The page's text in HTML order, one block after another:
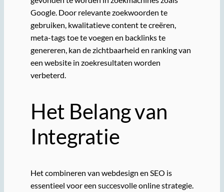
Google. Door relevante zoekwoorden te
gebruiken, kwalitatieve content te creëren,
meta-tags toe te voegen en backlinks te
genereren, kan de zichtbaarheid en ranking van
een website in zoekresultaten worden
verbeterd.
Het Belang van
Integratie
Het combineren van webdesign en SEO is
essentieel voor een succesvolle online strategie.